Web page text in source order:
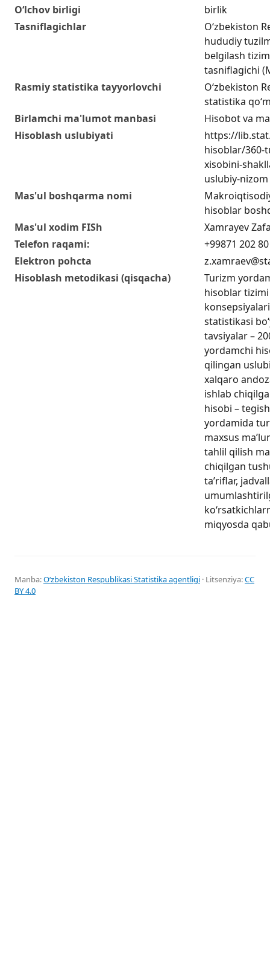
O‘lchov birligi
birlik
Tasniflagichlar
O‘zbekiston
hududiy
belgilash
tasniflagichi
Rasmiy statistika tayyorlovchi
O‘zbekiston
statistika
Birlamchi ma'lumot manbasi
Hisobot va
Hisoblash uslubiyati
https://
hisoblar/360-
xisobini-
uslubiy-nizom
Mas'ul boshqarma nomi
hisoblar
Mas'ul xodim FISh
Xamrayev
Telefon raqami:
+99871 202
Elektron pohcta
Hisoblash metodikasi (qisqacha)
Turizm
hisoblar tizimi
statistikasi
tavsiyalar –
yordamchi
qilingan
xalqaro
ishlab
hisobi –
yordamida
maxsus
tahlil qilish
chiqilgan
ta’riflar,
miqyosda
Manba:Oʻzbekiston Respublikasi Statistika agentligi · Litsenziya:CC
BY 4.0